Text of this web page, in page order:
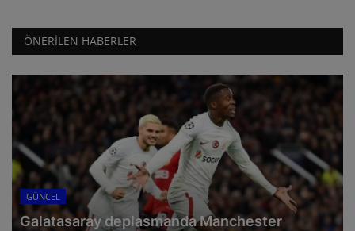
ÖNERILEN HABERLER
GÜNCEL
Galatasaray deplasmanda Manchester